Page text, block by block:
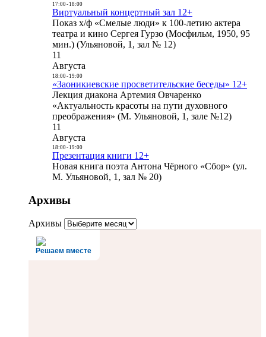
17:00- 18:00
Виртуальный концертный зал 12+
Показ х/ф «Смелые люди» к 100-летию актера
театра и кино Сергея Гурзо (Мосфильм, 1950, 95
мин.) (Ульяновой, 1, зал № 12)
11
Августа
18:00- 19:00
«Заоникиевские просветительские беседы» 12+
Лекция диакона Артемия Овчаренко
«Актуальность красоты на пути духовного
преображения» (М. Ульяновой, 1, зале №12)
11
Августа
18:00- 19:00
Презентация книги 12+
Новая книга поэта Антона Чёрного «Сбор» (ул.
М. Ульяновой, 1, зал № 20)
Архивы
Архивы
Решаем вместе